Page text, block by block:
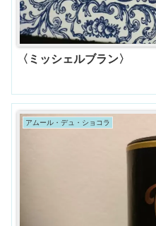
〈ミッシェルブラン〉
アムール・デュ・ショコラ